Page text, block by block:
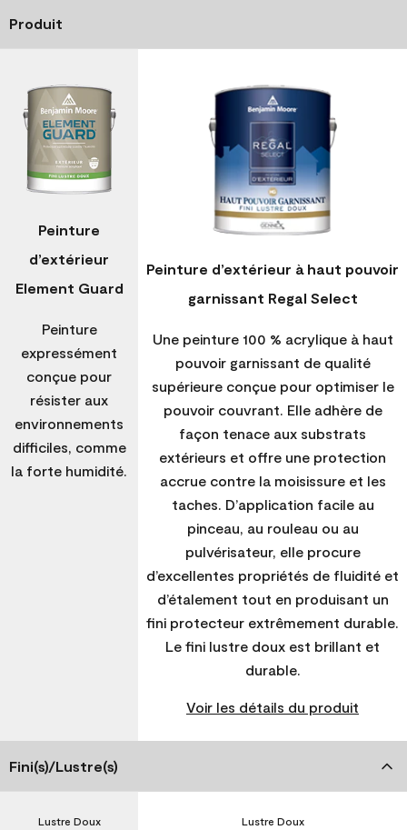
Produit
Peinture
d’extérieur
Element Guard
Peinture
expressément
conçue pour
résister aux
environnements
difficiles, comme
la forte humidité.
Peinture d’extérieur à haut pouvoir
garnissant Regal Select
Une peinture 100 % acrylique à haut
pouvoir garnissant de qualité
supérieure conçue pour optimiser le
pouvoir couvrant. Elle adhère de
façon tenace aux substrats
extérieurs et offre une protection
accrue contre la moisissure et les
taches. D’application facile au
pinceau, au rouleau ou au
pulvérisateur, elle procure
d’excellentes propriétés de fluidité et
d’étalement tout en produisant un
fini protecteur extrêmement durable.
Le fini lustre doux est brillant et
durable.
Voir les détails du produit
Fini(s)/Lustre(s)
Lustre Doux Lustre Doux